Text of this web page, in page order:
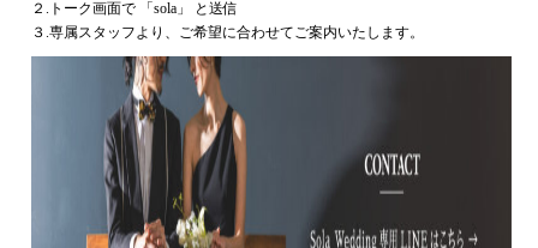
２.トーク画面で 「sola」 と送信
３.専属スタッフより、ご希望に合わせてご案内いたします。